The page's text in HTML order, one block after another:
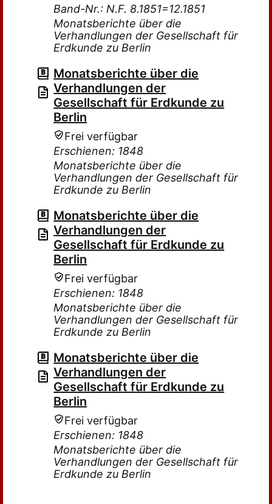
Band-Nr.: N.F. 8.1851=12.1851
Monatsberichte über die
Verhandlungen der Gesellschaft für
Erdkunde zu Berlin
Monatsberichte über die
Verhandlungen der
Gesellschaft für Erdkunde zu
Berlin
Frei verfügbar
Erschienen: 1848
Monatsberichte über die
Verhandlungen der Gesellschaft für
Erdkunde zu Berlin
Monatsberichte über die
Verhandlungen der
Gesellschaft für Erdkunde zu
Berlin
Frei verfügbar
Erschienen: 1848
Monatsberichte über die
Verhandlungen der Gesellschaft für
Erdkunde zu Berlin
Monatsberichte über die
Verhandlungen der
Gesellschaft für Erdkunde zu
Berlin
Frei verfügbar
Erschienen: 1848
Monatsberichte über die
Verhandlungen der Gesellschaft für
Erdkunde zu Berlin